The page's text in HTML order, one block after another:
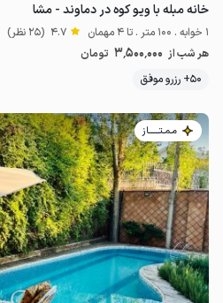
8.5میلیون ت
خانه مبله با ویو کوه در دماوند - مشا
1 خوابه . 100 متر . تا 4 مهمان 4.7 (25 نظر)
هر شب از 3٬500٬000 تومان
50+ رزرو موفق
مـمـتــــــاز